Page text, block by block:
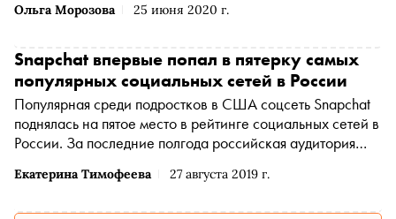
Ольга Морозова 25 июня 2020 г.
Екатерина Тимофеева 27 августа 2019 г.
Snapchat впервые попал в пятерку самых
популярных социальных сетей в России
Популярная среди подростков в США соцсеть Snapchat
поднялась на пятое место в рейтинге социальных сетей в
России. За последние полгода российская аудитория